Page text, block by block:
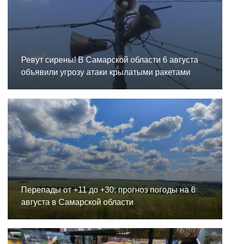
Ревут сирены! В Самарской области 6 августа
объявили угрозу атаки крылатыми ракетами
Перепады от +11 до +30: прогноз погоды на 6
августа в Самарской области